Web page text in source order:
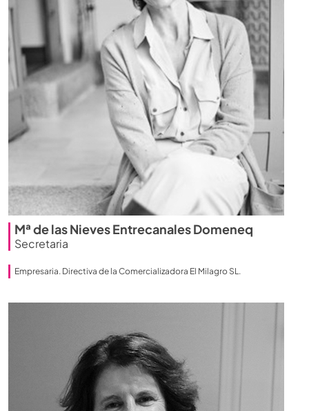
Mª de las Nieves Entrecanales Domeneq
Secretaria
Empresaria. Directiva de la Comercializadora El Milagro SL.